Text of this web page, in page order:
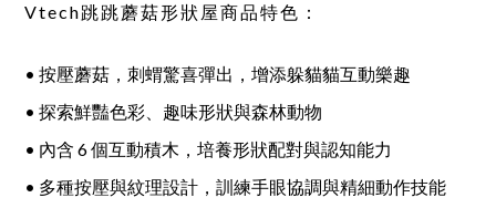
Vtech跳跳蘑菇形狀屋商品特色：
• 按壓蘑菇，刺蝟驚喜彈出，增添躲貓貓互動樂趣
• 探索鮮豔色彩、趣味形狀與森林動物
• 內含 6 個互動積木，培養形狀配對與認知能力
• 多種按壓與紋理設計，訓練手眼協調與精細動作技能